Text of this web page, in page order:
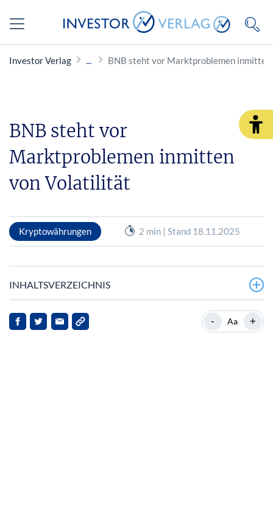
Investor Verlag BNB steht vor Marktproblemen
BNB steht vor
Marktproblemen inmitten
von Volatilität
Kryptowährungen 2 min | Stand 18.11.2025
INHALTSVERZEICHNIS
BNBs jüngste Preisbewegungen
- Aa +